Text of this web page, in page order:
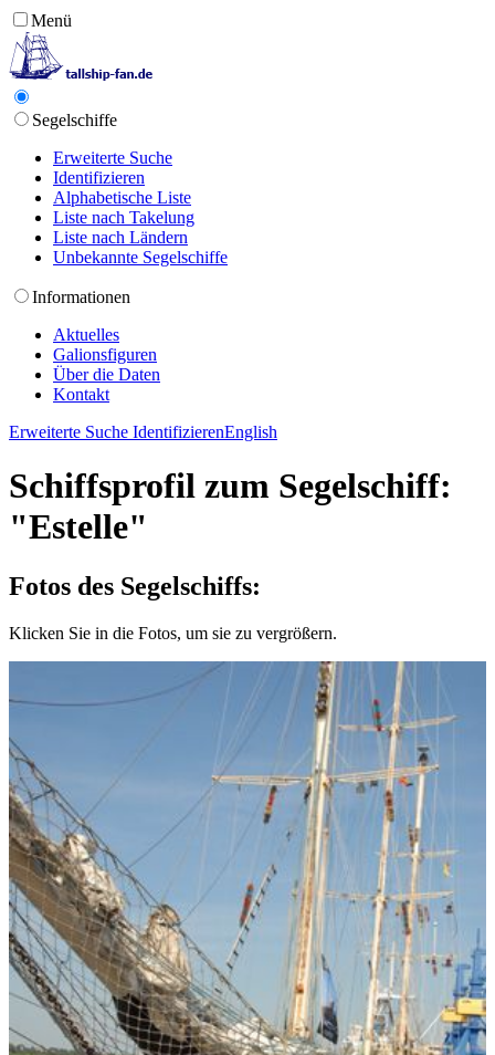
Menü
Segelschiffe
Erweiterte Suche
Identifizieren
Alphabetische Liste
Liste nach Takelung
Liste nach Ländern
Unbekannte Segelschiffe
Informationen
Aktuelles
Galionsfiguren
Über die Daten
Kontakt
Erweiterte Suche IdentifizierenEnglish
Schiffsprofil zum Segelschiff:
"Estelle"
Fotos des Segelschiffs:
Klicken Sie in die Fotos, um sie zu vergrößern.